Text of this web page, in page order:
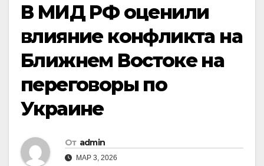
В МИД РФ оценили
влияние конфликта на
Ближнем Востоке на
переговоры по
Украине
От admin
МАР 3, 2026